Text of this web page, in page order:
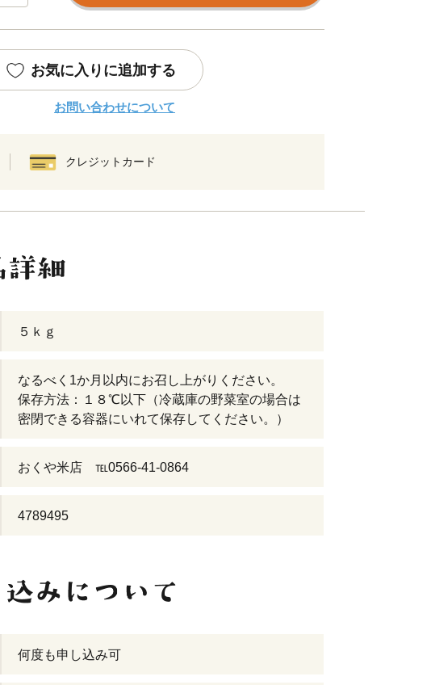
お気に入りに追加する
お問い合わせについて
クレジットカード
５ｋｇ
なるべく1か月以内にお召し上がりください。
保存方法：１８℃以下（冷蔵庫の野菜室の場合は
密閉できる容器にいれて保存してください。）
おくや米店 ℡0566-41-0864
4789495
何度も申し込み可